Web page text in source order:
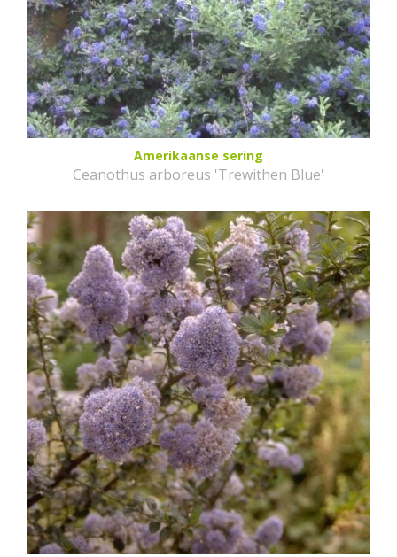
Amerikaanse sering
Ceanothus arboreus 'Trewithen Blue'